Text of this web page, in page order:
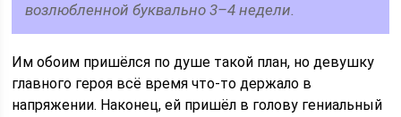
возлюбленной буквально 3–4 недели.
Им обоим пришёлся по душе такой план, но девушку
главного героя всё время что-то держало в
напряжении. Наконец, ей пришёл в голову гениальный